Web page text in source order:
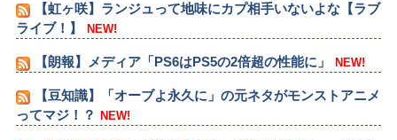
【虹ヶ咲】ランジュって地味にカプ相手いないよな【ラブ
ライブ！】
NEW!
【朗報】メディア「PS6はPS5の2倍超の性能に」 NEW!
【豆知識】「オーブよ永久に」の元ネタがモンストアニメ
ってマジ！？
NEW!